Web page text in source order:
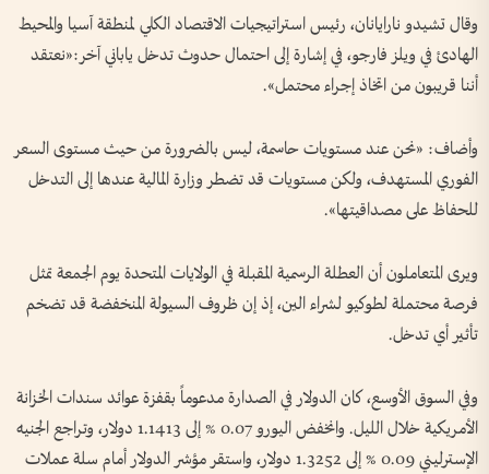
وقال تشيدو نارايانان، رئيس استراتيجيات الاقتصاد الكلي لمنطقة آسيا والمحيط
الهادئ في ويلز فارجو، في إشارة إلى احتمال حدوث تدخل ياباني آخر:«نعتقد
أننا قريبون من اتخاذ إجراء محتمل».
وأضاف: «نحن عند مستويات حاسمة، ليس بالضرورة من حيث مستوى السعر
الفوري المستهدف، ولكن مستويات قد تضطر وزارة المالية عندها إلى التدخل
للحفاظ على مصداقيتها».
ويرى المتعاملون أن العطلة الرسمية المقبلة في ​الولايات المتحدة يوم الجمعة تمثل
فرصة محتملة ​لطوكيو لشراء الين، إذ ⁠إن ظروف السيولة المنخفضة قد تضخم
تأثير أي تدخل.
وفي السوق الأوسع، كان الدولار في الصدارة مدعوماً بقفزة عوائد سندات الخزانة ​
الأمريكية ⁠خلال الليل. وانخفض اليورو ⁠0.07 % إلى 1.1413 دولار، وتراجع الجنيه
الإسترليني 0.09 % إلى 1.3252 دولار، واستقر مؤشر الدولار أمام سلة عملات